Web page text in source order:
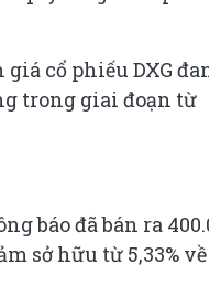
cổ phiếu DXG
trong giai đoạn từ
báo đã bán ra
sở hữu từ 5,33% về